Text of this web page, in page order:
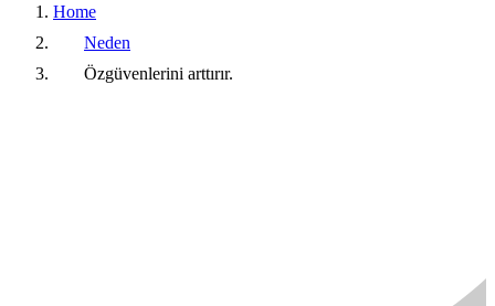
Home
Neden
Özgüvenlerini arttırır.